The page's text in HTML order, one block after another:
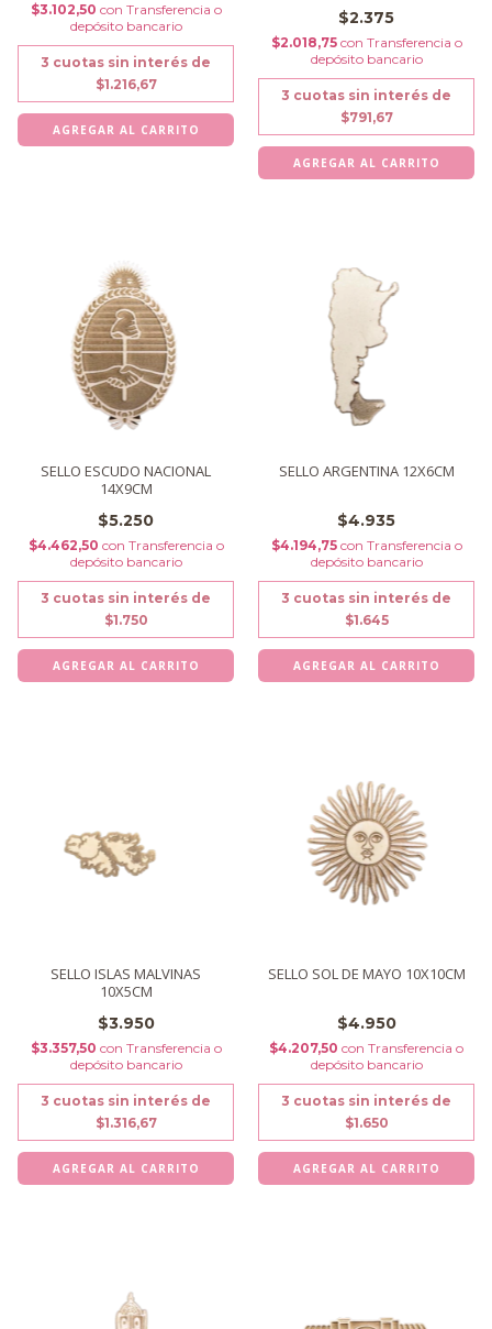
$3.102,50 con Transferencia o
depósito bancario
3 cuotas sin interés de
$1.216,67
$2.375
$2.018,75 con Transferencia o
depósito bancario
3 cuotas sin interés de
$791,67
SELLO ESCUDO NACIONAL
14X9CM
$5.250
$4.462,50 con Transferencia o
depósito bancario
3 cuotas sin interés de
$1.750
SELLO ARGENTINA 12X6CM
$4.935
$4.194,75 con Transferencia o
depósito bancario
3 cuotas sin interés de
$1.645
SELLO ISLAS MALVINAS
10X5CM
$3.950
$3.357,50 con Transferencia o
depósito bancario
3 cuotas sin interés de
$1.316,67
SELLO SOL DE MAYO 10X10CM
$4.950
$4.207,50 con Transferencia o
depósito bancario
3 cuotas sin interés de
$1.650